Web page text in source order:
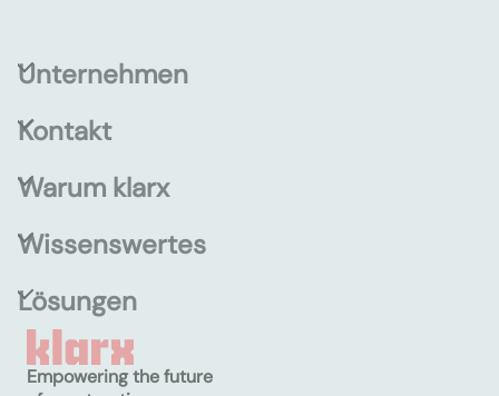
Unternehmen
Kontakt
Warum klarx
Wissenswertes
Lösungen
Empowering the future